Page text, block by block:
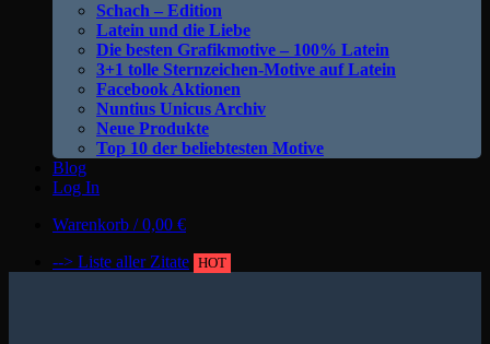
Schach – Edition
Latein und die Liebe
Die besten Grafikmotive – 100% Latein
3+1 tolle Sternzeichen-Motive auf Latein
Facebook Aktionen
Nuntius Unicus Archiv
Neue Produkte
Top 10 der beliebtesten Motive
Blog
Log In
Warenkorb /0,00 €
--> Liste aller Zitate HOT